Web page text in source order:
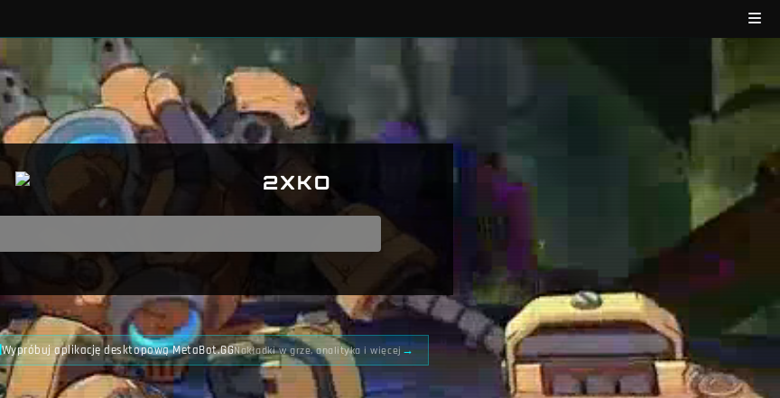
2XKO
Wypróbuj aplikację desktopową MetaBot.GGNakładki w grze, analityka i więcej→